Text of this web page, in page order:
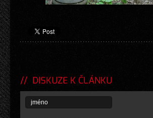
DISKUZE K ČLÁNKU